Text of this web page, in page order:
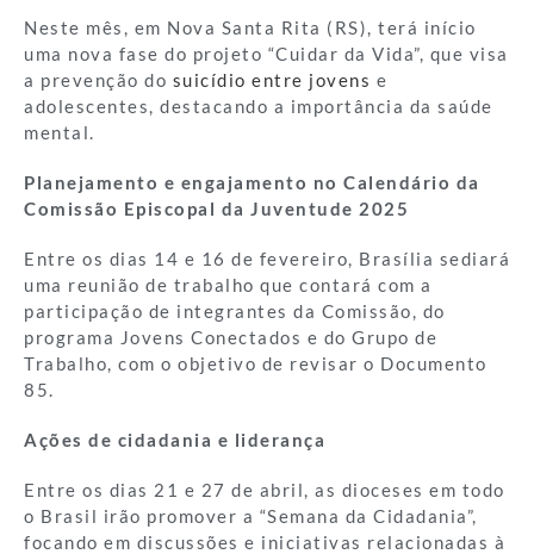
Neste mês, em Nova Santa Rita (RS), terá início
uma nova fase do projeto “Cuidar da Vida”, que visa
a prevenção do suicídio entre jovens e
adolescentes, destacando a importância da saúde
mental.
Planejamento e engajamento no Calendário da
Comissão Episcopal da Juventude 2025
Entre os dias 14 e 16 de fevereiro, Brasília sediará
uma reunião de trabalho que contará com a
participação de integrantes da Comissão, do
programa Jovens Conectados e do Grupo de
Trabalho, com o objetivo de revisar o Documento
85.
Ações de cidadania e liderança
Entre os dias 21 e 27 de abril, as dioceses em todo
o Brasil irão promover a “Semana da Cidadania”,
focando em discussões e iniciativas relacionadas à